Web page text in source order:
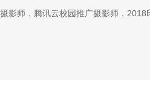
影师，腾讯云校园推广摄影师，2018